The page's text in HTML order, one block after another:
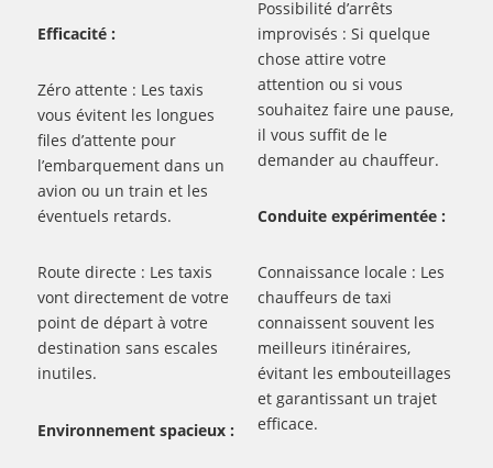
Efficacité :
Zéro attente : Les taxis
vous évitent les longues
files d’attente pour
l’embarquement dans un
avion ou un train et les
éventuels retards.
Route directe : Les taxis
vont directement de votre
point de départ à votre
destination sans escales
inutiles.
Environnement spacieux :
Possibilité d’arrêts
improvisés : Si quelque
chose attire votre
attention ou si vous
souhaitez faire une pause,
il vous suffit de le
demander au chauffeur.
Conduite expérimentée :
Connaissance locale : Les
chauffeurs de taxi
connaissent souvent les
meilleurs itinéraires,
évitant les embouteillages
et garantissant un trajet
efficace.